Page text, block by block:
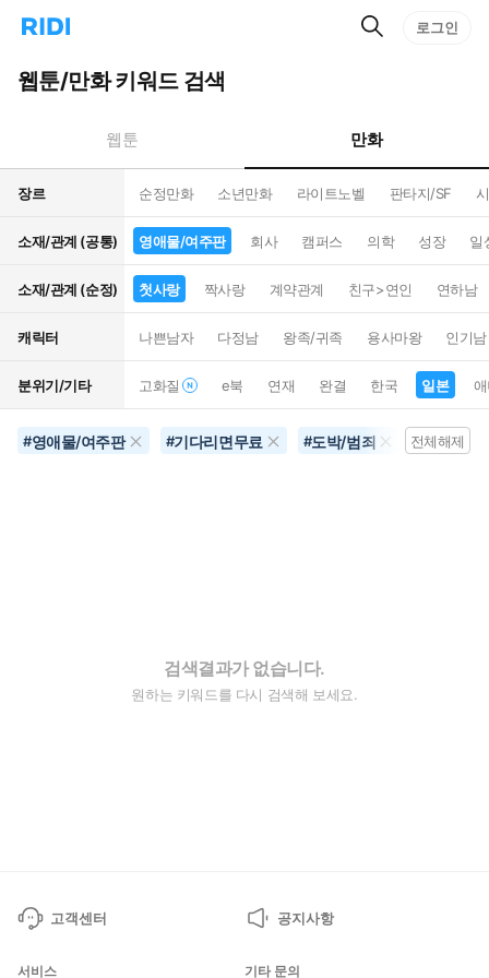
리
홈
으
턴
트
검
로그인
웹툰/만화 키워드 검색
웹툰 만화
장르 순정만화 소년만화 라이트노벨 판타지/SF
소재/관계 (공통) 영애물/여주판 회사 캠퍼스 의학 성장 일
소재/관계 (순정) 첫사랑 짝사랑 계약관계 친구>연인 연하남
캐릭터 나쁜남자 다정남 왕족/귀족 용사마왕 인기남
분위기/기타 고화질 e북 연재 완결 한국 일본
#영애물/여주판 #기다리면무료 #도박/범죄 #첫사랑
전체해제
검색결과가 없습니다.
원하는 키워드를 다시 검색해 보세요.
고객센터 공지사항
서비스 기타 문의